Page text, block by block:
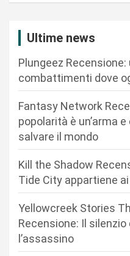
Ultime news
Plungeez
combattimenti dove
Fantasy Network
popolarità è un’arma
salvare il mondo
Kill the Shadow
Tide City appartiene
Yellowcreek Stories
Recensione: Il
l’assassino